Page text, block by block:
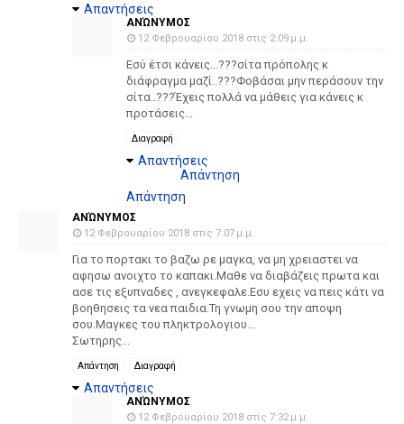
Απαντήσεις
ΑΝΏΝΥΜΟΣ
12 Φεβρουαρίου 2018 στις 2:09 μ.μ.
Εσύ έτσι κάνεις...???σίτα πρόπολης κ
διάφραγμα μαζί..???Φοβάσαι μην περάσουν την
σίτα..???Έχεις πολλά να μάθεις για κάνεις κ
προτάσεις...
Διαγραφή
Απαντήσεις
Απάντηση
Απάντηση
ΑΝΏΝΥΜΟΣ
12 Φεβρουαρίου 2018 στις 7:07 μ.μ.
Για το πορτακι το βαζω ρε μαγκα, να μη χρειαστει να
αφησω ανοιχτο το καπακι.Μαθε να διαβάζεις πρωτα και
ασε τις εξυπναδες , ανεγκεφαλε.Εσυ εχεις να πεις κάτι να
βοηθησεις τα νεα παιδια.Τη γνωμη σου την αποψη
σου.Μαγκες του πληκτρολογιου...
Σωτηρης...
Απάντηση Διαγραφή
Απαντήσεις
ΑΝΏΝΥΜΟΣ
12 Φεβρουαρίου 2018 στις 7:32 μ.μ.